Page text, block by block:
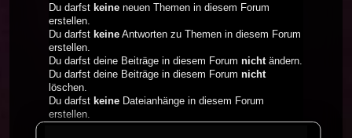
Du darfst keine neuen Themen in diesem Forum
erstellen.
Du darfst keine Antworten zu Themen in diesem Forum
erstellen.
Du darfst deine Beiträge in diesem Forum nicht ändern.
Du darfst deine Beiträge in diesem Forum nicht
löschen.
Du darfst keine Dateianhänge in diesem Forum
erstellen.